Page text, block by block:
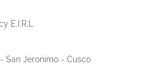
E.I.R.L
San Jeronimo - Cusco